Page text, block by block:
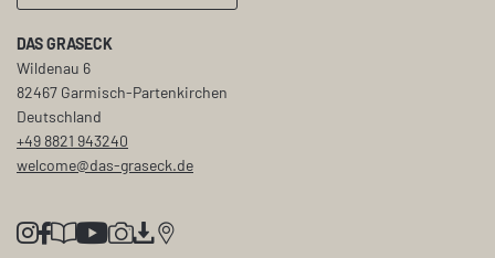
DAS GRASECK
Wildenau 6
82467 Garmisch-Partenkirchen
Deutschland
+49 8821 943240
welcome@das-graseck.de